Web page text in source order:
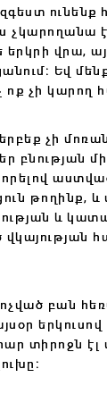
չկարողանա
վրա, այլ
Եվ
չի կարող
չի
թողինք, և
և
բան
տիրոջն էլ